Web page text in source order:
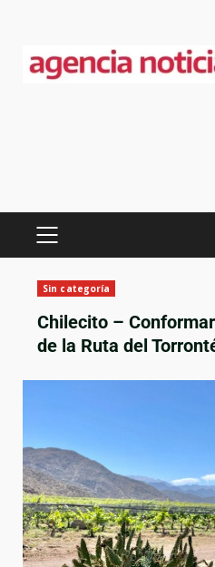
Sin categoría
Chilecito –
de la Ruta del